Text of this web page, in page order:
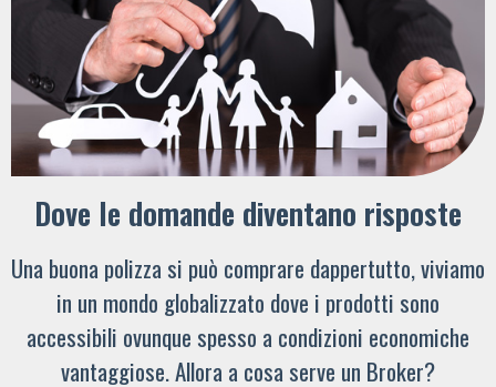
Dove le domande diventano risposte
Una buona polizza si può comprare dappertutto, viviamo
in un mondo globalizzato dove i prodotti sono
accessibili ovunque spesso a condizioni economiche
vantaggiose. Allora a cosa serve un Broker?